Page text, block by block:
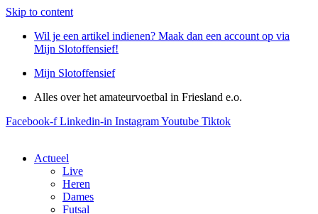
Skip to content
Wil je een artikel indienen? Maak dan een account op via
Mijn Slotoffensief!
Mijn Slotoffensief
Alles over het amateurvoetbal in Friesland e.o.
Facebook-f Linkedin-in InstagramYoutube Tiktok
Actueel
Live
Heren
Dames
Futsal